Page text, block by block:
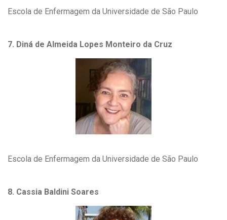
Escola de Enfermagem da Universidade de São Paulo
7. Diná de Almeida Lopes Monteiro da Cruz
Escola de Enfermagem da Universidade de São Paulo
8. Cassia Baldini Soares